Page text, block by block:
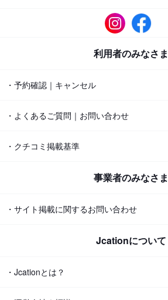
利用者のみなさま
・予約確認｜キャンセル
・よくあるご質問｜お問い合わせ
・クチコミ掲載基準
事業者のみなさま
・サイト掲載に関するお問い合わせ
Jcationについて
・Jcationとは？